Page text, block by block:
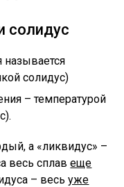
солидус
называется
солидус)
– температурой
а «ликвидус» –
весь сплавеще
– весьуже